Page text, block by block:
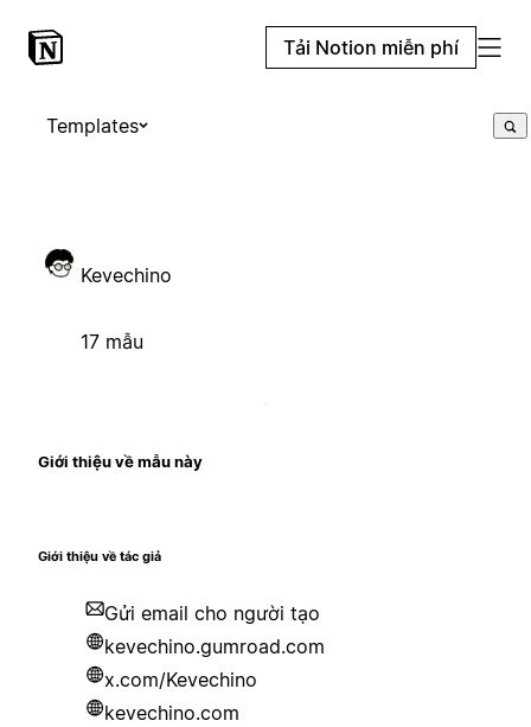
Tải Notion miễn phí
Templates
Kevechino
17 mẫu
Giới thiệu về mẫu này
Giới thiệu về tác giả
Gửi email cho người tạo
kevechino.gumroad.com
x.com/Kevechino
kevechino.com